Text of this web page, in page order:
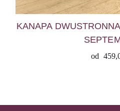
KANAPA
od